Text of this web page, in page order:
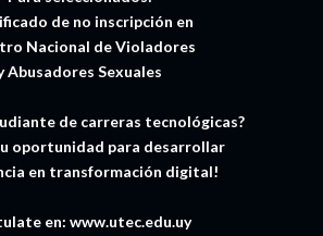
de no inscripción en
Nacional de Violadores
Abusadores Sexuales
de carreras tecnológicas?
oportunidad para desarrollar
en transformación digital!
en: www.utec.edu.uy